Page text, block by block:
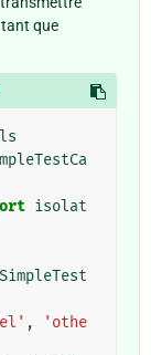
tant que
isolat
SimpleTest
,
'othe